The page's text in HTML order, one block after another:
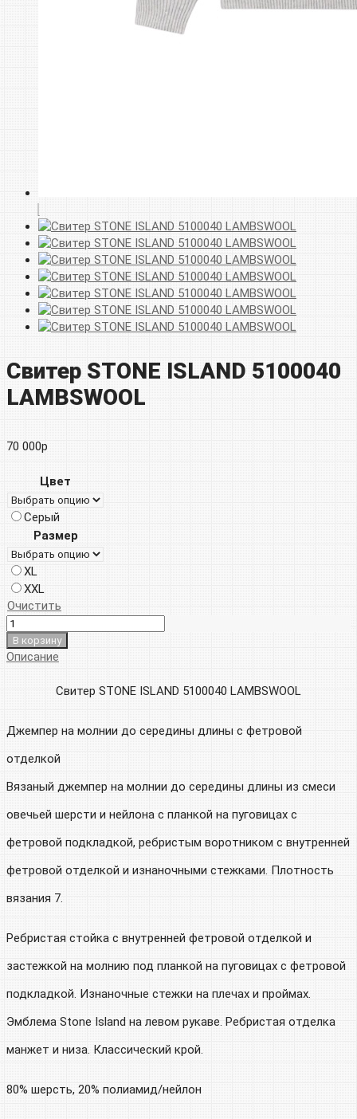
Свитер STONE ISLAND 5100040
LAMBSWOOL
70 000р
Цвет
Серый
Размер
XL
XXL
Очистить
В корзину
Описание
Свитер STONE ISLAND 5100040 LAMBSWOOL
Джемпер на молнии до середины длины с фетровой
отделкой
Вязаный джемпер на молнии до середины длины из смеси
овечьей шерсти и нейлона с планкой на пуговицах с
фетровой подкладкой, ребристым воротником с внутренней
фетровой отделкой и изнаночными стежками. Плотность
вязания 7.
Ребристая стойка с внутренней фетровой отделкой и
застежкой на молнию под планкой на пуговицах с фетровой
подкладкой. Изнаночные стежки на плечах и проймах.
Эмблема Stone Island на левом рукаве. Ребристая отделка
манжет и низа. Классический крой.
80% шерсть, 20% полиамид/нейлон